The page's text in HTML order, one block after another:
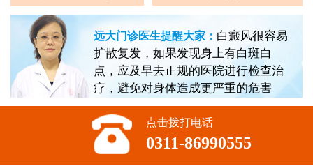
远大门诊医生提醒大家： 白癜风很容易
扩散复发，如果发现身上有白斑白
点，应及早去正规的医院进行检查治
疗，避免对身体造成更严重的危害
点击拨打电话
0311-86990555